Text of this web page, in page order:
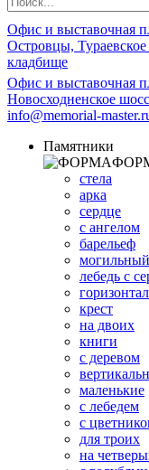
Офис и выставочная
Островцы,
кладбище
Офис и выставочная
Новосходненское
info@memorial-
Памятники
стела
арка
сердце
с ангелом
барельеф
лебедь с
крест
на двоих
книги
с деревом
маленькие
с лебедем
с
для троих
на